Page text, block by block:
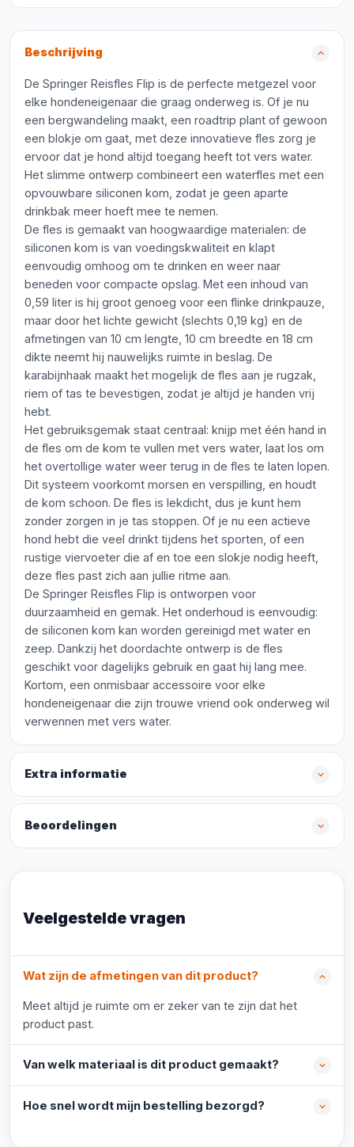
Beschrijving
De Springer Reisfles Flip is de perfecte metgezel voor
elke hondeneigenaar die graag onderweg is. Of je nu
een bergwandeling maakt, een roadtrip plant of gewoon
een blokje om gaat, met deze innovatieve fles zorg je
ervoor dat je hond altijd toegang heeft tot vers water.
Het slimme ontwerp combineert een waterfles met een
opvouwbare siliconen kom, zodat je geen aparte
drinkbak meer hoeft mee te nemen.
De fles is gemaakt van hoogwaardige materialen: de
siliconen kom is van voedingskwaliteit en klapt
eenvoudig omhoog om te drinken en weer naar
beneden voor compacte opslag. Met een inhoud van
0,59 liter is hij groot genoeg voor een flinke drinkpauze,
maar door het lichte gewicht (slechts 0,19 kg) en de
afmetingen van 10 cm lengte, 10 cm breedte en 18 cm
dikte neemt hij nauwelijks ruimte in beslag. De
karabijnhaak maakt het mogelijk de fles aan je rugzak,
riem of tas te bevestigen, zodat je altijd je handen vrij
hebt.
Het gebruiksgemak staat centraal: knijp met één hand in
de fles om de kom te vullen met vers water, laat los om
het overtollige water weer terug in de fles te laten lopen.
Dit systeem voorkomt morsen en verspilling, en houdt
de kom schoon. De fles is lekdicht, dus je kunt hem
zonder zorgen in je tas stoppen. Of je nu een actieve
hond hebt die veel drinkt tijdens het sporten, of een
rustige viervoeter die af en toe een slokje nodig heeft,
deze fles past zich aan jullie ritme aan.
De Springer Reisfles Flip is ontworpen voor
duurzaamheid en gemak. Het onderhoud is eenvoudig:
de siliconen kom kan worden gereinigd met water en
zeep. Dankzij het doordachte ontwerp is de fles
geschikt voor dagelijks gebruik en gaat hij lang mee.
Kortom, een onmisbaar accessoire voor elke
hondeneigenaar die zijn trouwe vriend ook onderweg wil
verwennen met vers water.
Extra informatie
Beoordelingen
Veelgestelde vragen
Wat zijn de afmetingen van dit product?
Meet altijd je ruimte om er zeker van te zijn dat het
product past.
Van welk materiaal is dit product gemaakt?
Hoe snel wordt mijn bestelling bezorgd?